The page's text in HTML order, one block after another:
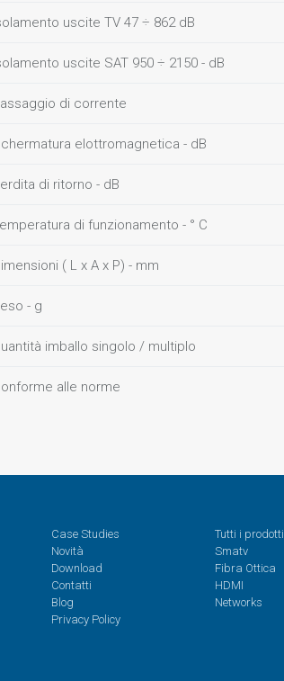
uscite TV 47 ÷ 862 dB
uscite SAT 950 ÷ 2150 - dB
di corrente
elottromagnetica - dB
di ritorno - dB
di funzionamento - ° C
( L x A x P) - mm
- g
imballo singolo / multiplo
alle norme
Case Studies
Novità
Download
Contatti
Blog
Privacy Policy
Tutti i prodotti
Smatv
Fibra Ottica
HDMI
Networks